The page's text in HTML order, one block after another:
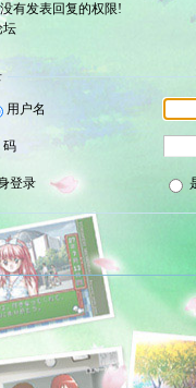
有发表回复的权限!
坛
用户名
登录